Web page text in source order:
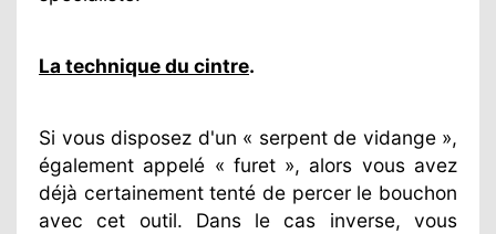
La technique du cintre.
Si vous disposez d'un « serpent de vidange »,
également appelé « furet », alors vous avez
déjà certainement tenté de percer le bouchon
avec cet outil. Dans le cas inverse, vous